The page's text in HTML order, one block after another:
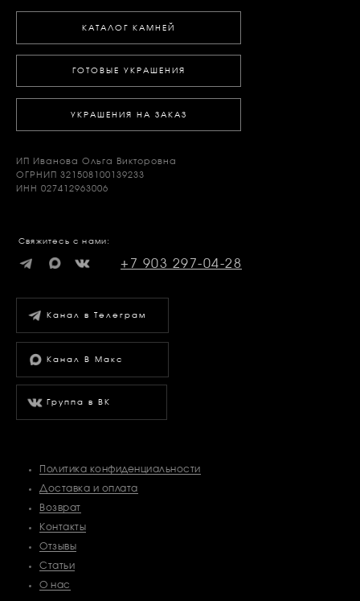
КАТАЛОГ КАМНЕЙ
УКРАШЕНИЯ НА ЗАКАЗ
ГОТОВЫЕ УКРАШЕНИЯ
Политика конфиденциальности
Доставка и оплата
Возврат
Контакты
Отзывы
Статьи
О нас
+7 903 297-04-28
Канал В Макс
Группа в ВК
Канал в Телеграм
Свяжитесь с нами:
ИП Иванова Ольга Викторовна
ОГРНИП 321508100139233
ИНН 027412963006